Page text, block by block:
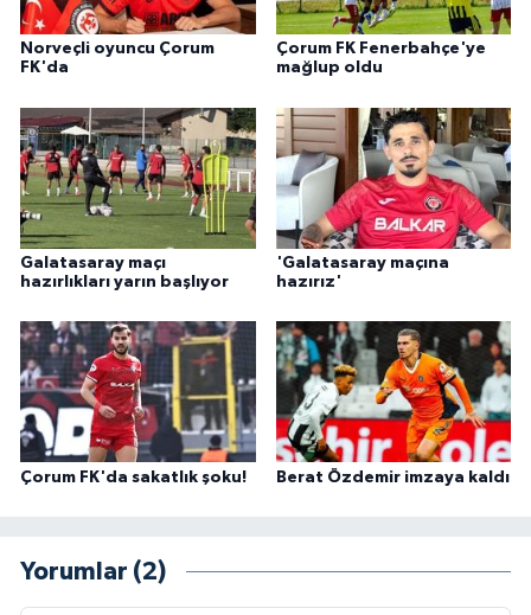
Norveçli oyuncu Çorum
FK'da
Çorum FK Fenerbahçe'ye
mağlup oldu
Galatasaray maçı
hazırlıkları yarın başlıyor
'Galatasaray maçına
hazırız'
Çorum FK'da sakatlık şoku! Berat Özdemir imzaya kaldı
Yorumlar (2)